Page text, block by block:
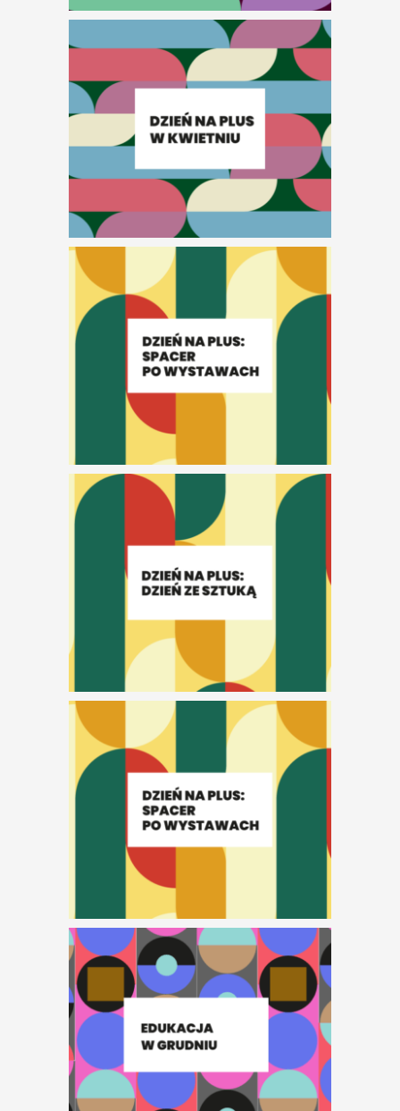
Dzień na plus we
Dzień na plus w
kwietniu
Dzień na plus:
spacer po
aktualnych
wystawach
Dzień ze sztuką:
działania do
aktualnych